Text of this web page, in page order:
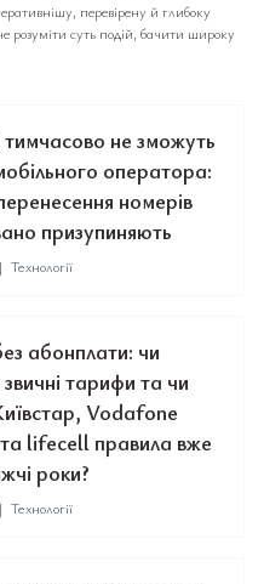
перевірену й глибоку
розуміти суть подій, бачити широку
тимчасово не зможуть
оператора:
номерів
призупиняють
| Технології
абонплати: чи
тарифи та чи
Vodafone
lifecell правила вже
роки?
| Технології